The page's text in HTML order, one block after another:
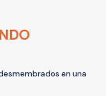
en una